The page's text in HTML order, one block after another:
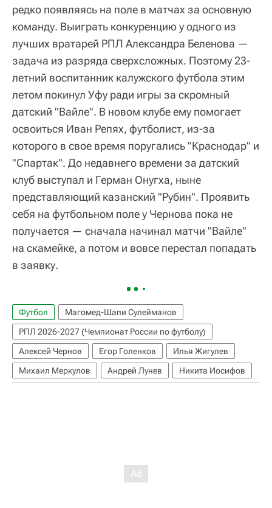
редко появляясь на поле в матчах за основную
команду. Выиграть конкуренцию у одного из
лучших вратарей РПЛ Александра Беленова —
задача из разряда сверхсложных. Поэтому 23-
летний воспитанник калужского футбола этим
летом покинул Уфу ради игры за скромный
датский "Вайле". В новом клубе ему помогает
освоиться Иван Репях, футболист, из-за
которого в свое время поругались "Краснодар" и
"Спартак". До недавнего времени за датский
клуб выступал и Герман Онугха, ныне
представляющий казанский "Рубин". Проявить
себя на футбольном поле у Чернова пока не
получается — сначала начинал матчи "Вайле"
на скамейке, а потом и вовсе перестал попадать
в заявку.
Футбол
Магомед-Шапи Сулейманов
РПЛ 2026-2027 (Чемпионат России по футболу)
Алексей Чернов
Егор Голенков
Илья Жигулев
Михаил Меркулов
Андрей Лунев Никита Иосифов